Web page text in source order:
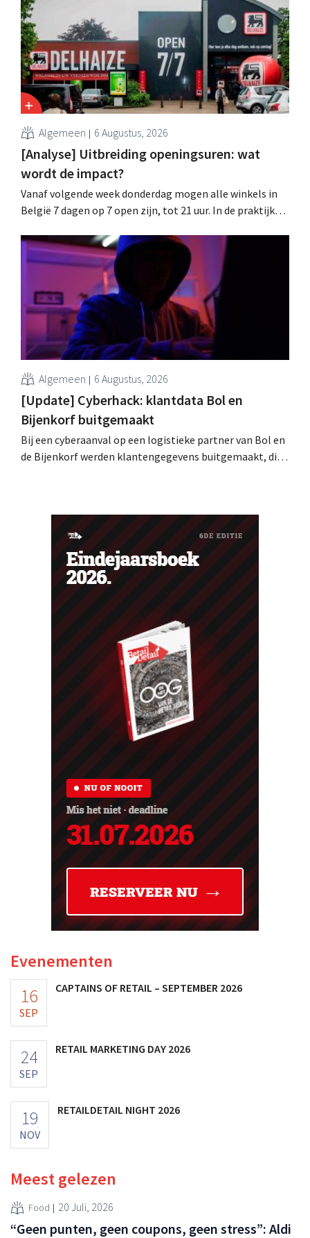
wachtwoorden zijn niet getroffen.
Algemeen 6 Augustus, 2026
[Analyse] Uitbreiding openingsuren: wat
wordt de impact?
Vanaf volgende week donderdag mogen alle winkels in
België 7 dagen op 7 open zijn, tot 21 uur. In de praktijk
arbeidswetgeving een hinderpaal. Is er een gelijk
speelveld?
Algemeen 6 Augustus, 2026
[Update] Cyberhack: klantdata Bol en
Bijenkorf buitgemaakt
Bij een cyberaanval op een logistieke partner van Bol en
de Bijenkorf werden klantengegevens buitgemaakt, die
Evenementen
16
SEP
CAPTAINS OF RETAIL – SEPTEMBER 2026
24
SEP
RETAIL MARKETING DAY 2026
19
NOV
RETAILDETAIL NIGHT 2026
Meest gelezen
Food 20 Juli, 2026
“Geen punten, geen coupons, geen stress”: Aldi